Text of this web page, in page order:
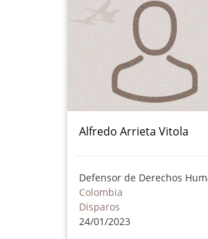
Alfredo Arrieta Vitola
Colombia
Disparos
24/01/2023